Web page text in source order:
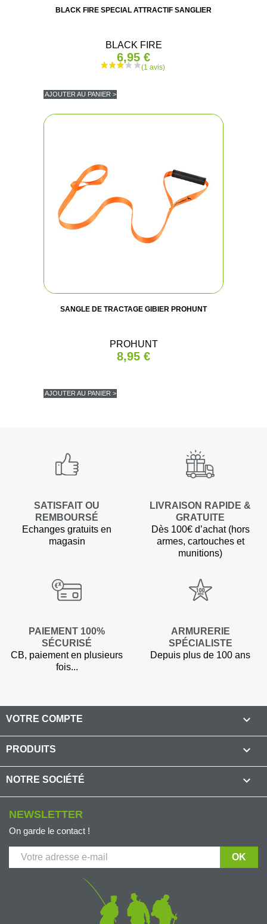
BLACK FIRE SPECIAL ATTRACTIF SANGLIER
BLACK FIRE
6,95 €
AJOUTER AU PANIER >
SANGLE DE TRACTAGE GIBIER PROHUNT
PROHUNT
8,95 €
AJOUTER AU PANIER >
SATISFAIT OU
REMBOURSÉ
Echanges gratuits en
magasin
LIVRAISON RAPIDE &
GRATUITE
Dès 100€ d’achat (hors
armes, cartouches et
munitions)
PAIEMENT 100%
SÉCURISÉ
CB, paiement en plusieurs
fois...
ARMURERIE
SPÉCIALISTE
Depuis plus de 100 ans
VOTRE COMPTE 
PRODUITS 
NOTRE SOCIÉTÉ 
NEWSLETTER
On garde le contact !